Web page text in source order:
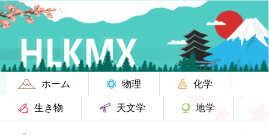
ホーム 物理
化学
生き物
天文学 地学